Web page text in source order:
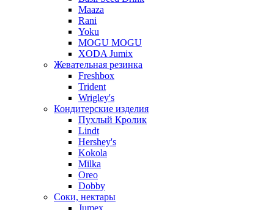
Maaza
Rani
Yoku
MOGU MOGU
XODA Jumix
Жевательная резинка
Freshbox
Trident
Wrigley's
Кондитерские изделия
Пухлый Кролик
Lindt
Hershey's
Kokola
Milka
Oreo
Dobby
Соки, нектары
Jumex